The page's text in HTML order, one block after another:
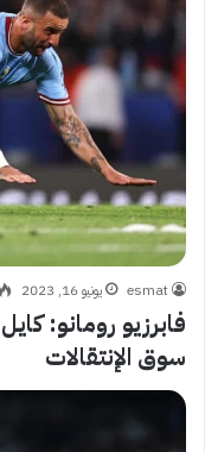
esmat يونيو 16, 2023
فابرزيو رومانو:
سوق الإنتقالات